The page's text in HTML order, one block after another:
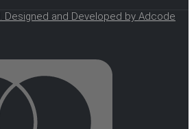
Designed and Developed by Adcode